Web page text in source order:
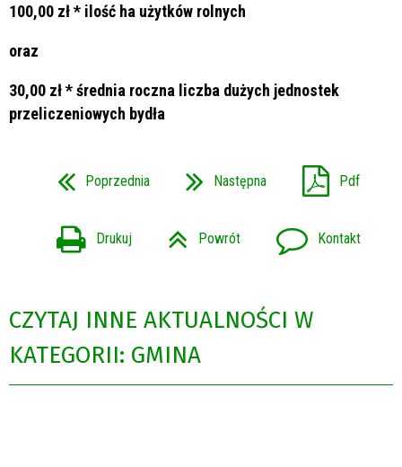
100,00 zł * ilość ha użytków rolnych
oraz
30,00 zł * średnia roczna liczba dużych jednostek
przeliczeniowych bydła
Poprzednia Następna Pdf
Drukuj Powrót Kontakt
CZYTAJ INNE AKTUALNOŚCI W
KATEGORII: GMINA